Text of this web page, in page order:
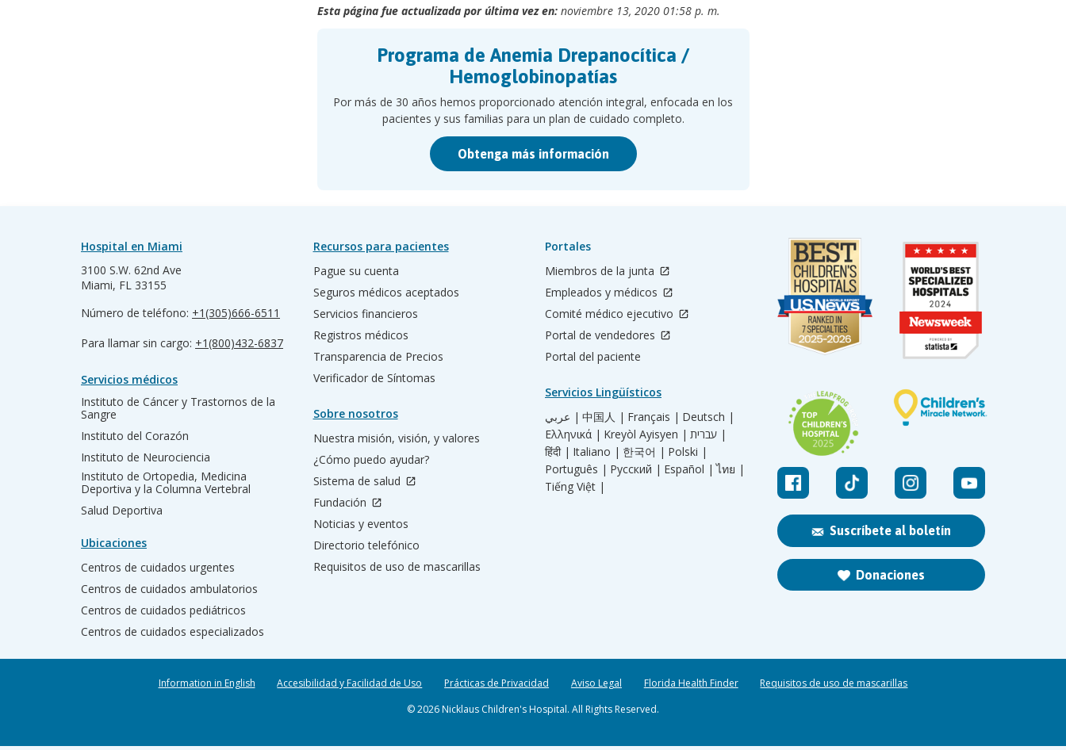
Esta página fue actualizada por última vez en:noviembre 13, 2020 01:58 p. m.
Programa de Anemia Drepanocítica /
Hemoglobinopatías
Por más de 30 años hemos proporcionado atención integral, enfocada en los
pacientes y sus familias para un plan de cuidado completo.
Obtenga más información
Suscríbete al boletín
Donaciones
Hospital en Miami
3100 S.W. 62nd Ave
Miami, FL 33155
Número de teléfono: +1(305)666-6511
Para llamar sin cargo: +1(800)432-6837
Servicios médicos
Instituto de Cáncer y Trastornos de la
Sangre
Instituto del Corazón
Instituto de Neurociencia
Instituto de Ortopedia, Medicina
Deportiva y la Columna Vertebral
Salud Deportiva
Ubicaciones
Centros de cuidados urgentes
Centros de cuidados ambulatorios
Centros de cuidados pediátricos
Centros de cuidados especializados
Recursos para pacientes
Pague su cuenta
Seguros médicos aceptados
Servicios financieros
Registros médicos
Transparencia de Precios
Verificador de Síntomas
Sobre nosotros
Nuestra misión, visión, y valores
¿Cómo puedo ayudar?
Sistema de salud
Fundación
Noticias y eventos
Directorio telefónico
Requisitos de uso de mascarillas
Portales
Miembros de la junta
Empleados y médicos
Comité médico ejecutivo
Portal de vendedores
Portal del paciente
Servicios Lingüísticos
عربي | 中国人 | Français | Deutsch |
Ελληνικά | Kreyòl Ayisyen |
עברית |
हिंदी | Italiano | 한국어 | Polski |
Português | Русский | Español | ไทย |
Tiếng Việt |
Information in English Accesibilidad y Facilidad de Uso Prácticas de Privacidad Aviso Legal Florida Health Finder
Requisitos de uso de mascarillas
© 2026 Nicklaus Children's Hospital. All Rights Reserved.